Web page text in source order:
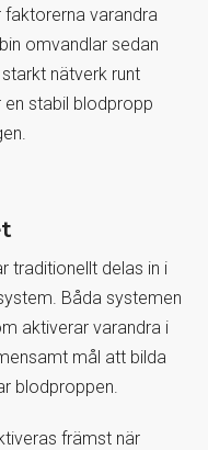
varandra
omvandlar sedan
nätverk runt
stabil blodpropp
traditionellt delas in i
Båda systemen
aktiverar varandra i
mål att bilda
blodproppen.
främst när